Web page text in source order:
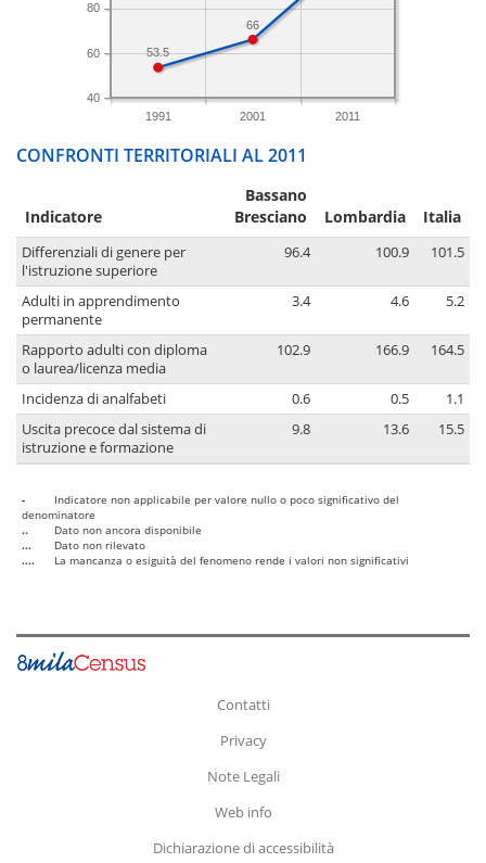
1991 2001 2011
40
60
80
66
53.5
CONFRONTI TERRITORIALI AL 2011
Indicatore
Bassano
Bresciano
Lombardia Italia
Differenziali di genere per
l'istruzione superiore
96.4 100.9 101.5
Adulti in apprendimento
permanente
3.4 4.6 5.2
Rapporto adulti con diploma
o laurea/licenza media
102.9 166.9 164.5
Incidenza di analfabeti 0.6 0.5
1.1
Uscita precoce dal sistema di
istruzione e formazione
9.8 13.6 15.5
-
Indicatore non applicabile per valore nullo o poco significativo del
denominatore
..
Dato non ancora disponibile
...
Dato non rilevato
....
La mancanza o esiguità del fenomeno rende i valori non significativi
Contatti
Privacy
Note Legali
Web info
Dichiarazione di accessibilità